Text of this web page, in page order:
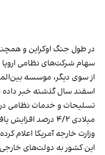
در طول جنگ اوکراین و
سهام شرکت‌های نظامی اروپا
از سوی دیگر، موسسه
اسفند سال گذشته خبر
میلادی ۴/۲ درصد افزایش یافت.
وزارت خارجه آمریکا اعلام